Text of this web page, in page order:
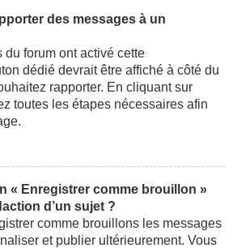
des messages à un
forum ont activé cette
dédié devrait être affiché à côté du
rapporter. En cliquant sur
toutes les étapes nécessaires afin
« Enregistrer comme brouillon »
d’un sujet ?
comme brouillons les messages
et publier ultérieurement. Vous